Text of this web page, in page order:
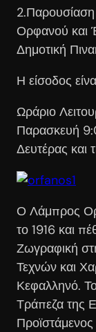
Ορφανού και
Δημοτική
Η είσοδος
Ωράριο
Παρασκευή
Δευτέρας και
Ο Λάμπρος
το 1916 και
Ζωγραφική
Τεχνών και
Κεφαλληνό.
Τράπεζα της